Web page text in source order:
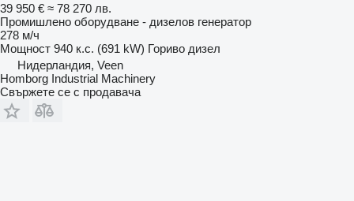
39 950 € ≈ 78 270 лв.
Промишлено оборудване - дизелов генератор
278 м/ч
Мощност 940 к.с. (691 kW) Гориво дизел
Нидерландия, Veen
Homborg Industrial Machinery
Свържете се с продавача